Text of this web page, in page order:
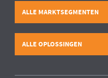
ALLE MARKTSEGMENTEN
ALLE OPLOSSINGEN